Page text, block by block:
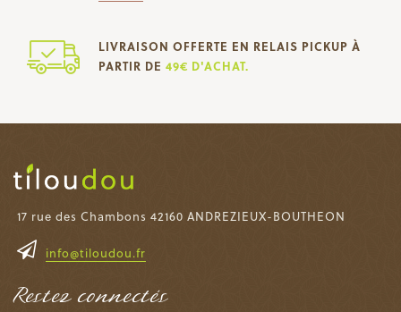
LIVRAISON OFFERTE EN RELAIS PICKUP À
PARTIR DE 49€ D'ACHAT.
17 rue des Chambons 42160 ANDREZIEUX-BOUTHEON
info@tiloudou.fr
Restez connectés